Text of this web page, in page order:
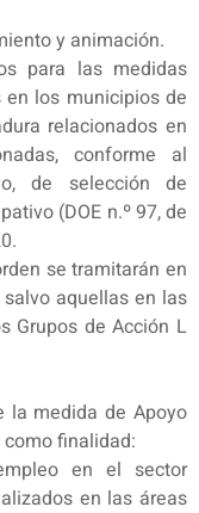
y animación.
para las medidas
los municipios de
relacionados en
conforme al
de selección de
(DOE n.º 97, de
se tramitarán en
aquellas en las
Grupos de Acción L
la medida de Apoyo
como finalidad:
en el sector
en las áreas